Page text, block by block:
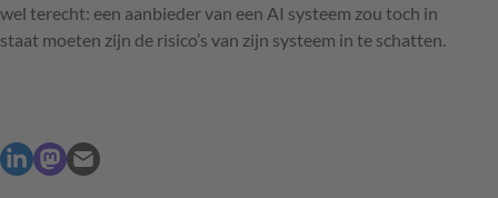
wel terecht: een aanbieder van een AI systeem zou toch in
staat moeten zijn de risico’s van zijn systeem in te schatten.